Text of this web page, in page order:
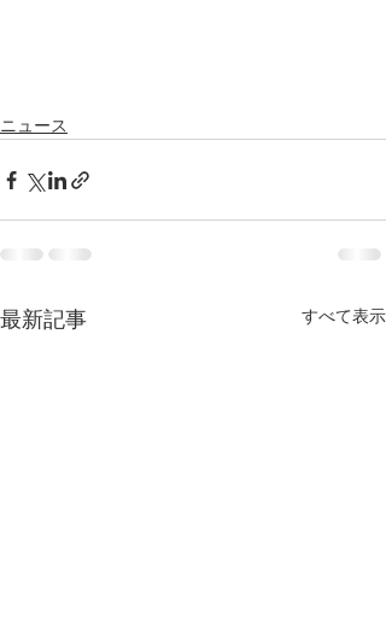
ニュース
最新記事 すべて表示